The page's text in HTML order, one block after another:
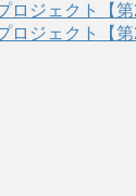
ロジェクト【
ロジェクト【